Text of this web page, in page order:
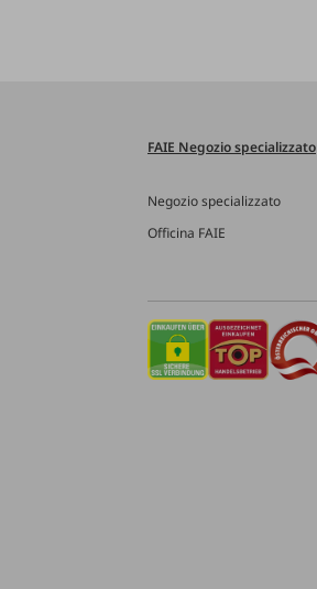
FAIE Negozio specializzato
Negozio specializzato
Officina FAIE